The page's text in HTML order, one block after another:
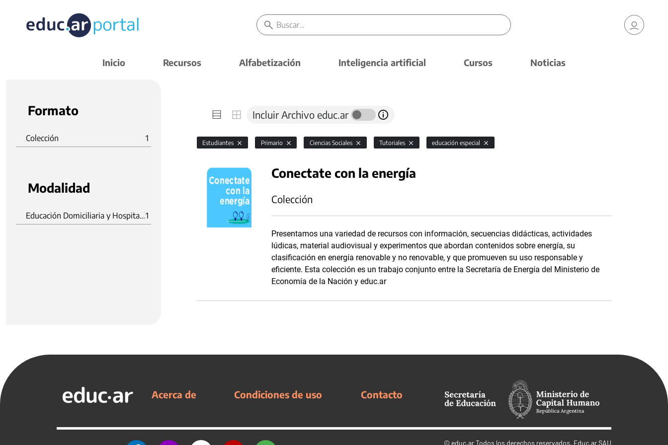
Inicio Recursos Alfabetización Inteligencia artificial Cursos Noticias
Formato
Colección 1
Modalidad
Educación Domiciliaria y Hospitalaria1
Incluir Archivo educ.ar
Estudiantes Primario Ciencias Sociales Tutoriales educación especial
Conectate con la energía
Colección
Presentamos una variedad de recursos con información, secuencias didácticas, actividades
lúdicas, material audiovisual y experimentos que abordan contenidos sobre energía, su
clasificación en energía renovable y no renovable, y que promueven su uso responsable y
eficiente. Esta colección es un trabajo conjunto entre la Secretaría de Energía del Ministerio de
Economía de la Nación y educ.ar
Acerca de Condiciones de uso Contacto
© educ.arTodos los derechos reservados. Educ.ar SAU